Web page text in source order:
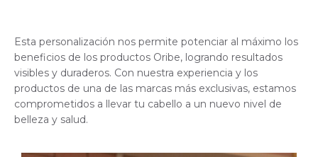
Esta personalización nos permite potenciar al máximo los
beneficios de los productos Oribe, logrando resultados
visibles y duraderos. Con nuestra experiencia y los
productos de una de las marcas más exclusivas, estamos
comprometidos a llevar tu cabello a un nuevo nivel de
belleza y salud.